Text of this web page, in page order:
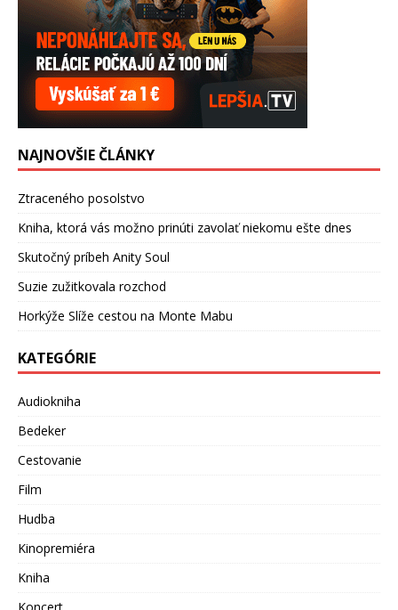
NAJNOVŠIE ČLÁNKY
Ztraceného posolstvo
Kniha, ktorá vás možno prinúti zavolať niekomu ešte dnes
Skutočný príbeh Anity Soul
Suzie zužitkovala rozchod
Horkýže Slíže cestou na Monte Mabu
KATEGÓRIE
Audiokniha
Bedeker
Cestovanie
Film
Hudba
Kinopremiéra
Kniha
Koncert